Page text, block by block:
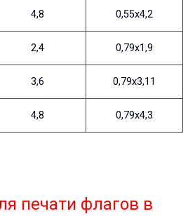
4,8 0,55х4,2
2,4 0,79х1,9
3,6 0,79х3,11
4,8 0,79х4,3
печати флагов в